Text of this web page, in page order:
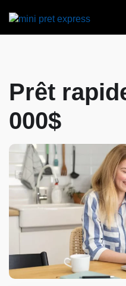
Prêt
000$